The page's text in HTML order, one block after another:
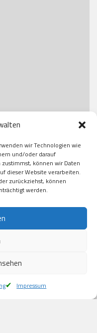
wir Technologien wie
und/oder darauf
können wir Daten
dieser Website verarbeiten.
zurückziehst, können
werden.
Impressum